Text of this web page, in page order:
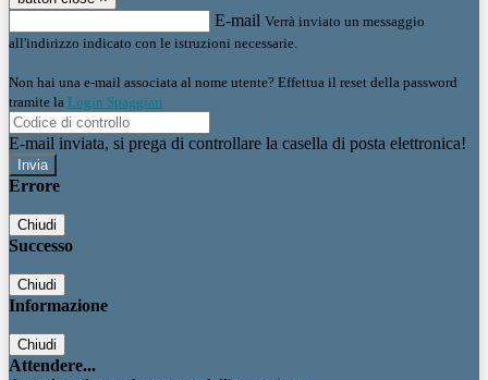
E-mail Verrà inviato un messaggio
all'indirizzo indicato con le istruzioni necessarie.
Non hai una e-mail associata al nome utente? Effettua il reset della password
tramite la Login Spaggiari
E-mail inviata, si prega di controllare la casella di posta elettronica!
Errore
Chiudi
Successo
Chiudi
Informazione
Chiudi
Attendere...